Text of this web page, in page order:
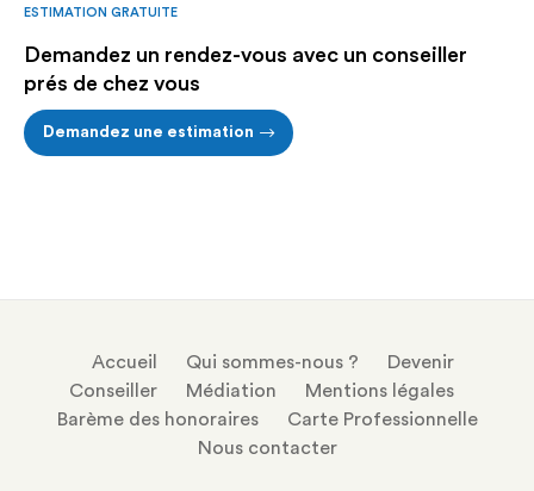
ESTIMATION GRATUITE
Demandez un rendez-vous avec un conseiller
prés de chez vous
Demandez une estimation
Accueil Qui sommes-nous ?
Devenir
Conseiller
Médiation
Mentions légales
Barème des honoraires
Carte Professionnelle
Nous contacter